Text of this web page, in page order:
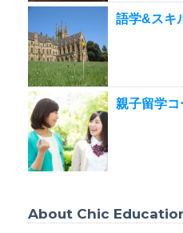
語学&スキ
親子留学コ
About Chic